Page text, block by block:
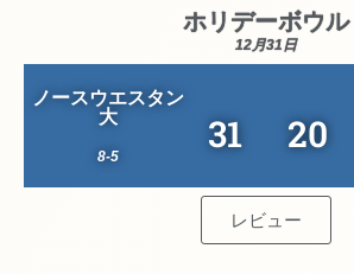
ホリデーボウル
12月31日
ノースウエスタン
大
8-5 31 20
レビュー